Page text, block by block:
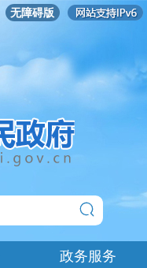
无障碍版
政务服务